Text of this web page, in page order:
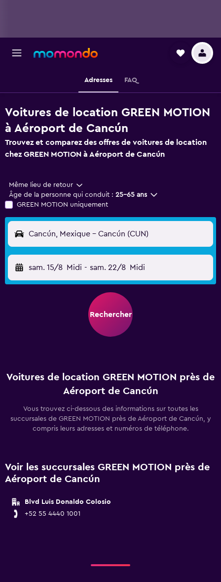
Adresses FAQ
Voitures de location GREEN MOTION
à Aéroport de Cancún
Trouvez et comparez des offres de voitures de location
chez GREEN MOTION à Aéroport de Cancún
Même lieu de retour
Âge de la personne qui conduit : 25-65 ans
GREEN MOTION uniquement
Cancún, Mexique - Cancún (CUN)
sam. 15/8 Midi - sam. 22/8 Midi
Rechercher
Voitures de location GREEN MOTION près de
Aéroport de Cancún
Vous trouvez ci-dessous des informations sur toutes les
succursales de GREEN MOTION près de Aéroport de Cancún, y
compris leurs adresses et numéros de téléphone.
Voir les succursales GREEN MOTION près de
Aéroport de Cancún
Blvd Luis Donaldo Colosio
+52 55 4440 1001